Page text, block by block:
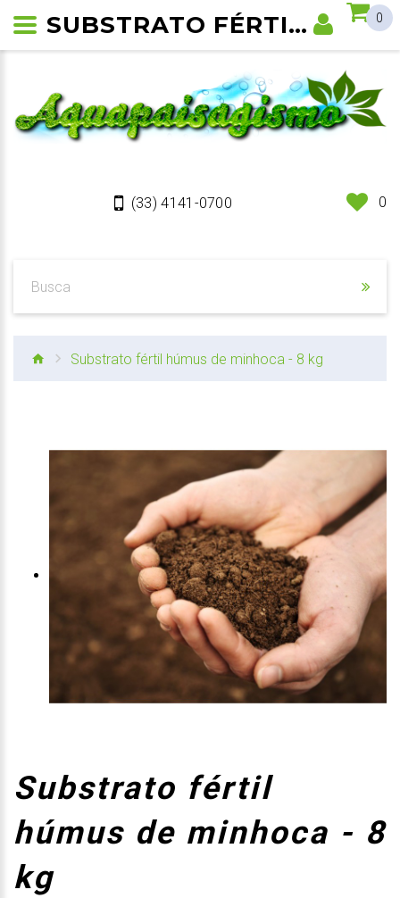
(33) 4141-0700 0
0
Substrato fértil húmus de minhoca - 8 kg
Substrato fértil
húmus de minhoca - 8
kg
SUBSTRATO FÉRTIL HÚMUS DE MINHOCA - 8 KG